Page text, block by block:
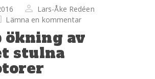
Lars-Åke Redéen
Lämna en kommentar
ökning av
stulna